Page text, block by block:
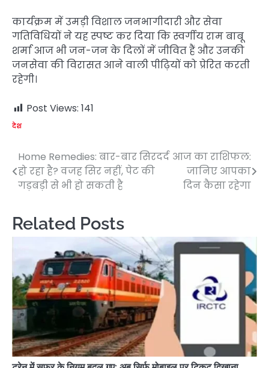
कार्यक्रम में उमड़ी विशाल जनभागीदारी और सेवा
गतिविधियों ने यह स्पष्ट कर दिया कि स्वर्गीय राम बाबू
शर्मा आज भी जन-जन के दिलों में जीवित हैं और उनकी
जनसेवा की विरासत आने वाली पीढ़ियों को प्रेरित करती
रहेगी।
Post Views: 141
देश
Post
navigation
Home Remedies: बार-बार सिरदर्द
हो रहा है? वजह सिर नहीं, पेट की
गड़बड़ी से भी हो सकती है
आज का राशिफल:
जानिए आपका
दिन कैसा रहेगा
Related Posts